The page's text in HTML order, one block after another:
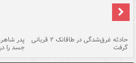
حادثه غرق‌شدگی در طاقانک ۲ قربانی
گرفت
پدر
جسد را